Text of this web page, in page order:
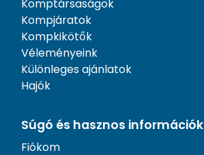
Komptársaságok
Kompjáratok
Kompkikötők
Véleményeink
Különleges ajánlatok
Hajók
Súgó és hasznos információk
Fiókom